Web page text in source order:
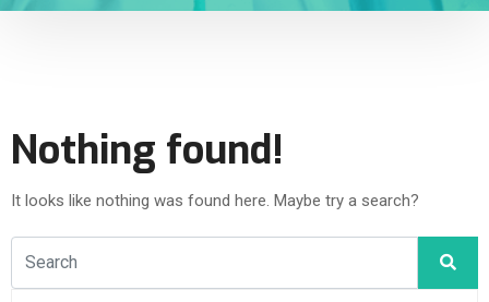
Nothing found!
It looks like nothing was found here. Maybe try a search?